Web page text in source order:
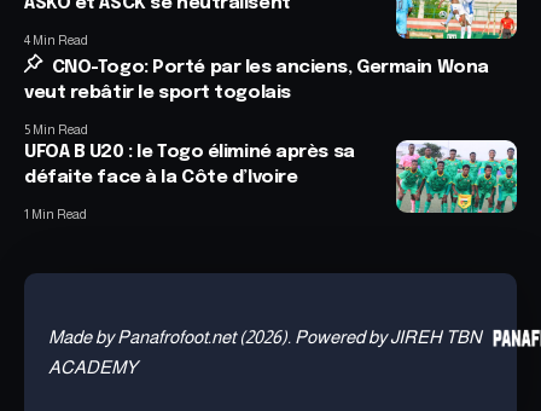
ASKO et ASCK se neutralisent
4 Min Read
CNO-Togo: Porté par les anciens, Germain Wona
veut rebâtir le sport togolais
5 Min Read
UFOA B U20 : le Togo éliminé après sa
défaite face à la Côte d’Ivoire
1 Min Read
Made by Panafrofoot.net (2026). Powered by JIREH TBN
ACADEMY